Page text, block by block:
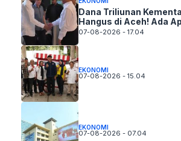
Dana Triliunan
Hangus di Aceh! Ada
07-08-2026 - 17.04
EKONOMI
07-08-2026 - 15.04
EKONOMI
07-08-2026 - 07.04